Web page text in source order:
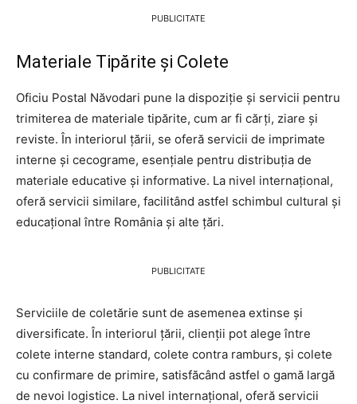
PUBLICITATE
Materiale Tipărite și Colete
Oficiu Postal Năvodari pune la dispoziție și servicii pentru
trimiterea de materiale tipărite, cum ar fi cărți, ziare și
reviste. În interiorul țării, se oferă servicii de imprimate
interne și cecograme, esențiale pentru distribuția de
materiale educative și informative. La nivel internațional,
oferă servicii similare, facilitând astfel schimbul cultural și
educațional între România și alte țări.
PUBLICITATE
Serviciile de coletărie sunt de asemenea extinse și
diversificate. În interiorul țării, clienții pot alege între
colete interne standard, colete contra ramburs, și colete
cu confirmare de primire, satisfăcând astfel o gamă largă
de nevoi logistice. La nivel internațional, oferă servicii